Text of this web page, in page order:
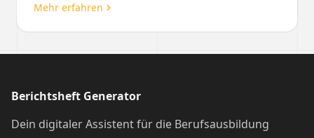
Mehr erfahren
Berichtsheft Generator
Dein digitaler Assistent für die Berufsausbildung